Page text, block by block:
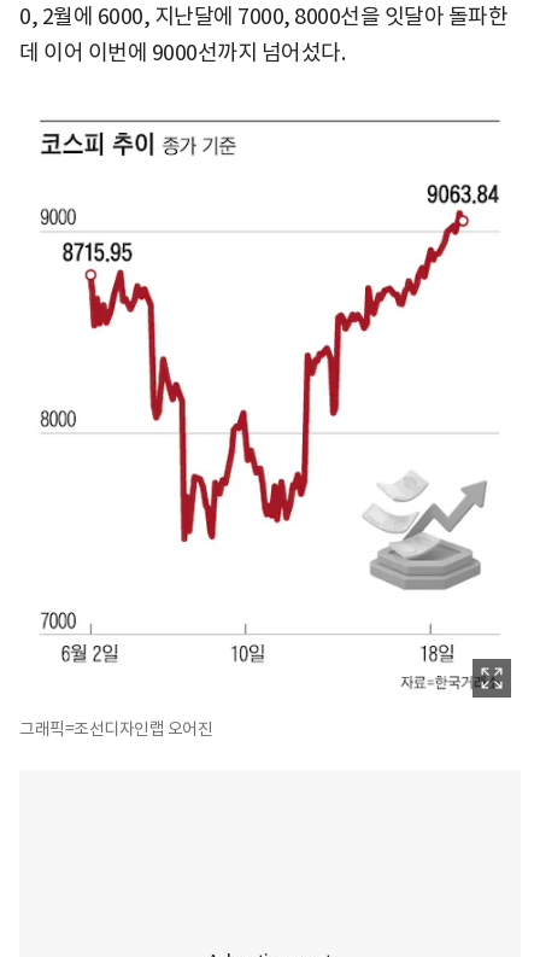
0, 2월에 6000, 지난달에 7000, 8000선을 잇달아 돌파한
데 이어 이번에 9000선까지 넘어섰다.
그래픽=조선디자인랩 오어진